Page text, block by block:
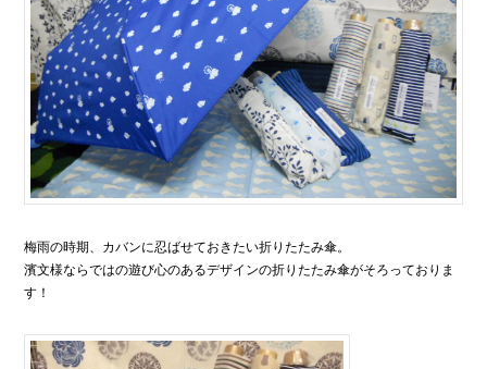
梅雨の時期、カバンに忍ばせておきたい折りたたみ傘。
濱文様ならではの遊び心のあるデザインの折りたたみ傘がそろっておりま
す！